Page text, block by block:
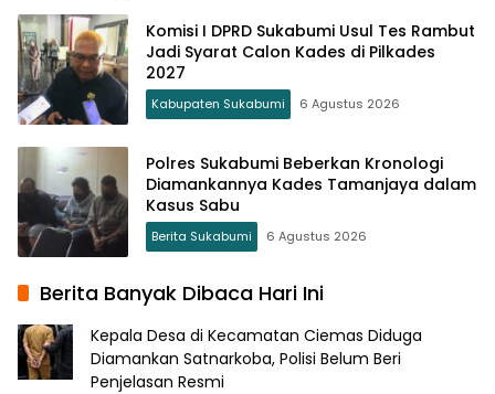
Komisi I DPRD Sukabumi Usul Tes Rambut
Jadi Syarat Calon Kades di Pilkades
2027
Kabupaten Sukabumi 6 Agustus 2026
Polres Sukabumi Beberkan Kronologi
Diamankannya Kades Tamanjaya dalam
Kasus Sabu
Berita Sukabumi 6 Agustus 2026
Berita Banyak Dibaca Hari Ini
Kepala Desa di Kecamatan Ciemas Diduga
Diamankan Satnarkoba, Polisi Belum Beri
Penjelasan Resmi